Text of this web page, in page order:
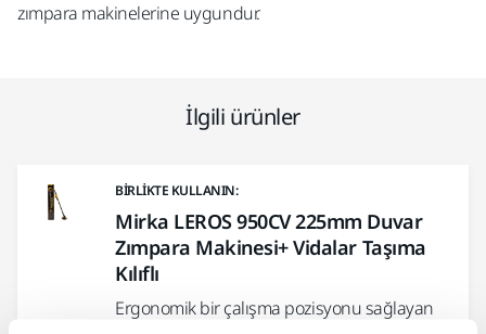
zımpara makinelerine uygundur.
İlgili ürünler
BIRLIKTE KULLANIN:
Mirka LEROS 950CV 225mm Duvar
Zımpara Makinesi+ Vidalar Taşıma
Kılıflı
Ergonomik bir çalışma pozisyonu sağlayan